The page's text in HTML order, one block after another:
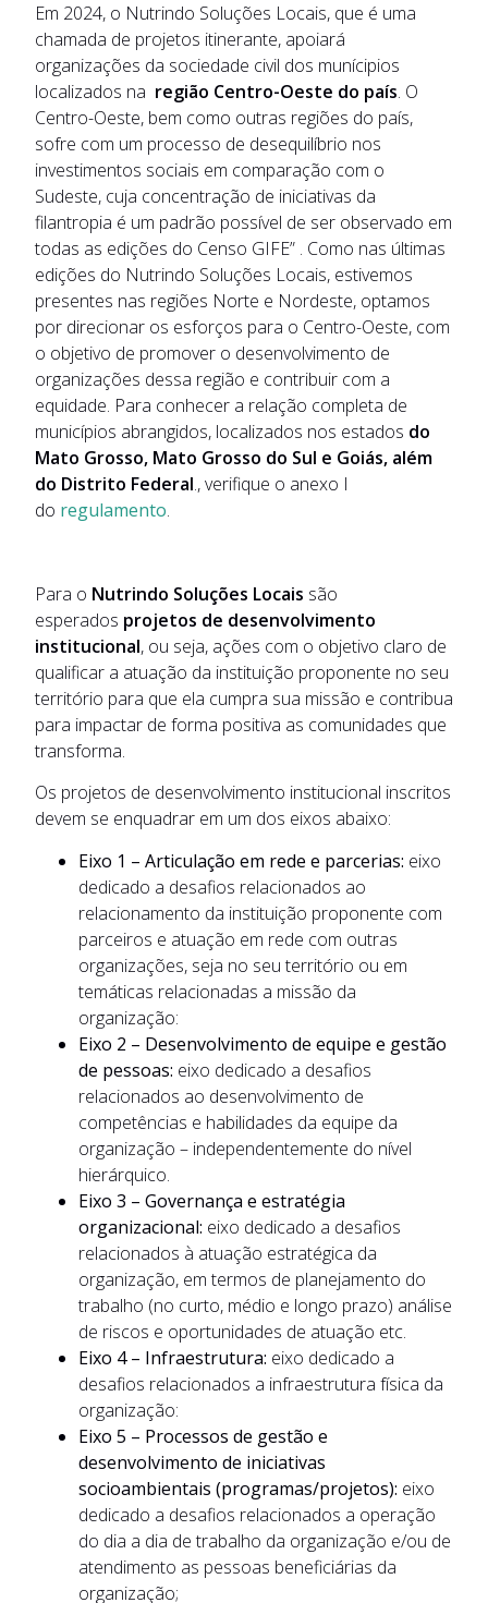
Em 2024, o Nutrindo Soluções Locais, que é uma
chamada de projetos itinerante, apoiará
organizações da sociedade civil dos munícipios
localizados na região Centro-Oeste do país. O
Centro-Oeste, bem como outras regiões do país,
sofre com um processo de desequilíbrio nos
investimentos sociais em comparação com o
Sudeste, cuja concentração de iniciativas da
filantropia é um padrão possível de ser observado em
todas as edições do Censo GIFE” . Como nas últimas
edições do Nutrindo Soluções Locais, estivemos
presentes nas regiões Norte e Nordeste, optamos
por direcionar os esforços para o Centro-Oeste, com
o objetivo de promover o desenvolvimento de
organizações dessa região e contribuir com a
equidade. Para conhecer a relação completa de
municípios abrangidos, localizados nos estados do
Mato Grosso, Mato Grosso do Sul e Goiás, além
do Distrito Federal., verifique o anexo I
do regulamento.
Para o Nutrindo Soluções Locais são
esperados projetos de desenvolvimento
institucional, ou seja, ações com o objetivo claro de
qualificar a atuação da instituição proponente no seu
território para que ela cumpra sua missão e contribua
para impactar de forma positiva as comunidades que
transforma.
Os projetos de desenvolvimento institucional inscritos
devem se enquadrar em um dos eixos abaixo:
Eixo 1 – Articulação em rede e parcerias: eixo
dedicado a desafios relacionados ao
relacionamento da instituição proponente com
parceiros e atuação em rede com outras
organizações, seja no seu território ou em
temáticas relacionadas a missão da
organização:
Eixo 2 – Desenvolvimento de equipe e gestão
de pessoas: eixo dedicado a desafios
relacionados ao desenvolvimento de
competências e habilidades da equipe da
organização – independentemente do nível
hierárquico.
Eixo 3 – Governança e estratégia
organizacional: eixo dedicado a desafios
relacionados à atuação estratégica da
organização, em termos de planejamento do
trabalho (no curto, médio e longo prazo) análise
de riscos e oportunidades de atuação etc.
Eixo 4 – Infraestrutura: eixo dedicado a
desafios relacionados a infraestrutura física da
organização:
Eixo 5 – Processos de gestão e
desenvolvimento de iniciativas
socioambientais (programas/projetos): eixo
dedicado a desafios relacionados a operação
do dia a dia de trabalho da organização e/ou de
atendimento as pessoas beneficiárias da
organização;